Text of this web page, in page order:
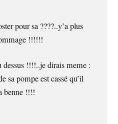
pour sa ????..y’a plus
!!!!!!
!!!!..je dirais meme :
sa pompe est cassé qu’il
benne !!!!